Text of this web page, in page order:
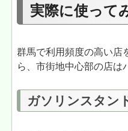
実際に使って
群馬で利用頻度の高い店
ら、市街地中心部の店は
ガソリンスタン